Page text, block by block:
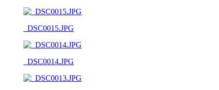
_DSC0015.JPG
_DSC0014.JPG